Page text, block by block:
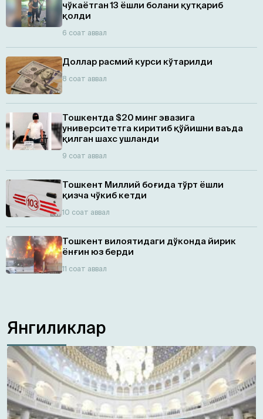
чўкаётган 13 ёшли болани қутқариб
қолди
6 соат аввал
Доллар расмий курси кўтарилди
8 соат аввал
Тошкентда $20 минг эвазига
университетга киритиб қўйишни ваъда
қилган шахс ушланди
9 соат аввал
Тошкент Миллий боғида тўрт ёшли
қизча чўкиб кетди
10 соат аввал
Тошкент вилоятидаги дўконда йирик
ёнғин юз берди
11 соат аввал
Янгиликлар